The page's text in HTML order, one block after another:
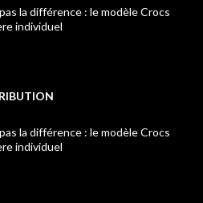
la différence : le modèle Crocs
individuel
la différence : le modèle Crocs
individuel